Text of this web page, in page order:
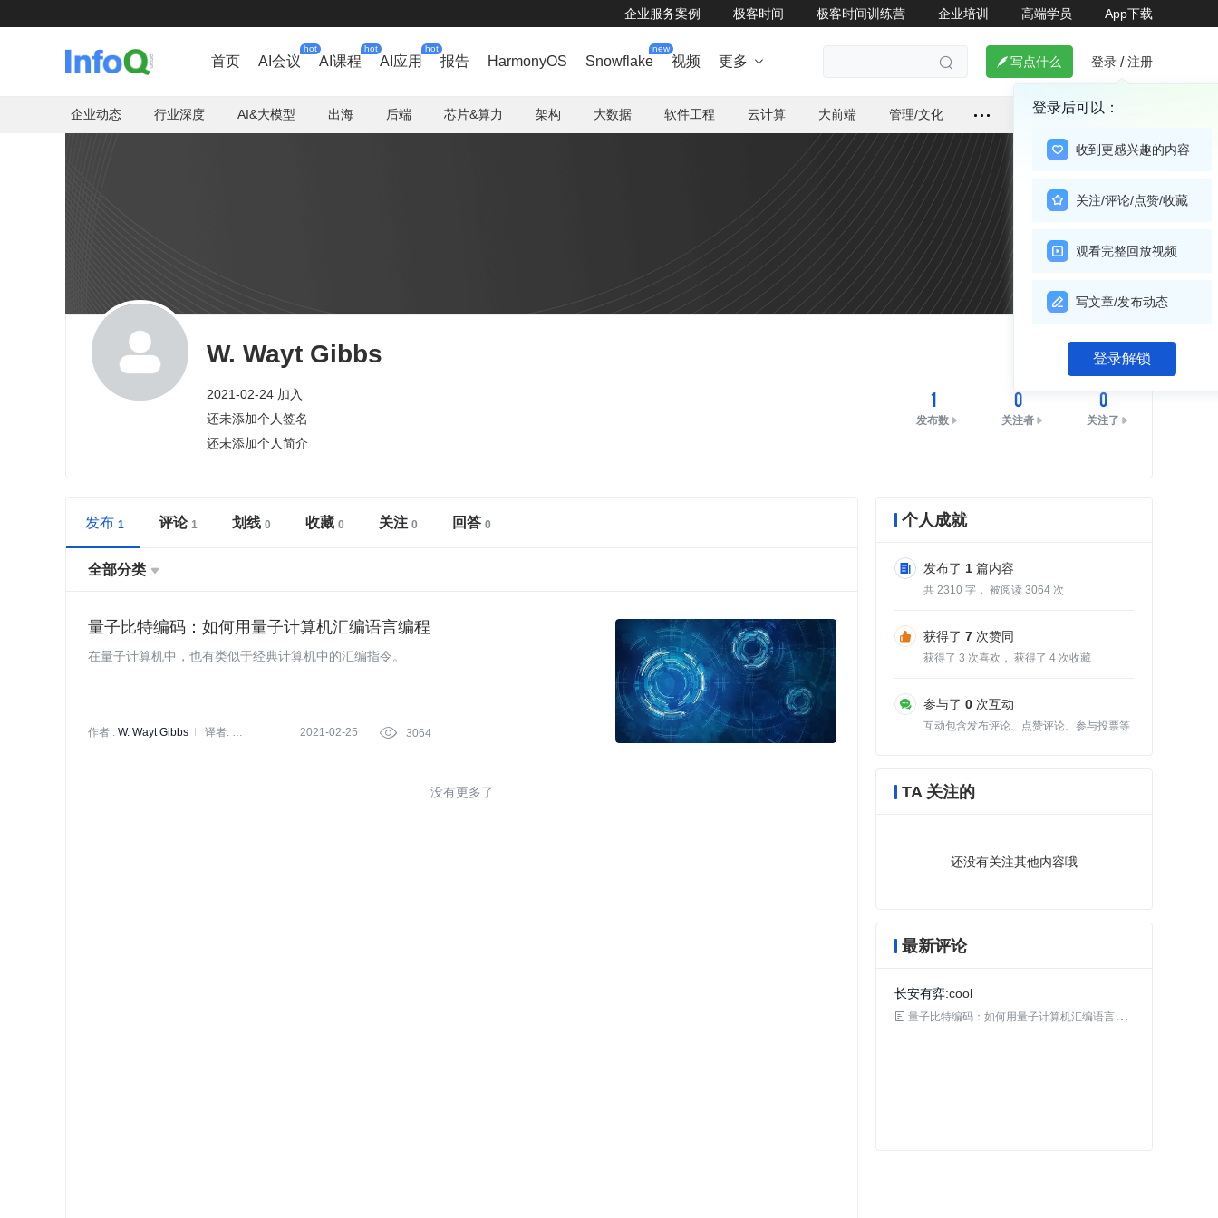
企业服务案例 极客时间 极客时间训练营 企业培训 高端学员 App下载
首页 AI会议
hot
AI课程
hot
AI应用
hot
报告 HarmonyOS Snowflake
new
视频 更多    写点什么 登录 / 注册
登录后可以：
收到更感兴趣的内容
关注/评论/点赞/收藏
观看完整回放视频
写文章/发布动态
登录解锁
企业动态 行业深度 AI&大模型 出海 后端 芯片&算力 架构 大数据 软件工程 云计算 大前端 管理/文化
W. Wayt Gibbs
2021-02-24 加入
还未添加个人签名
还未添加个人简介
关注
1
发布数
0
关注者
0
关注了
发布 评论 划线 收藏 关注 回答
全部分类 
量子比特编码：如何用量子计算机汇编语言编程
在量子计算机中，也有类似于经典计算机中的汇编指令。
作者 : W. Wayt Gibbs
译者:
2021-02-25  3064
没有更多了
个人成就
发布了 1 篇内容
共 2310 字， 被阅读 3064 次
获得了 7 次赞同
获得了 3 次喜欢， 获得了 4 次收藏
参与了 0 次互动
互动包含发布评论、点赞评论、参与投票等
TA 关注的
还没有关注其他内容哦
最新评论
长安有弈 cool
 量子比特编码：如何用量子计算机汇编语言编程